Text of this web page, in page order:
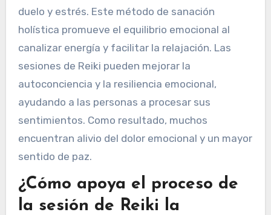
duelo y estrés. Este método de sanación
holística promueve el equilibrio emocional al
canalizar energía y facilitar la relajación. Las
sesiones de Reiki pueden mejorar la
autoconciencia y la resiliencia emocional,
ayudando a las personas a procesar sus
sentimientos. Como resultado, muchos
encuentran alivio del dolor emocional y un mayor
sentido de paz.
¿Cómo apoya el proceso de
la sesión de Reiki la